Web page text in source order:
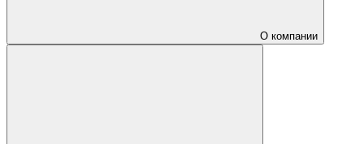
О компании